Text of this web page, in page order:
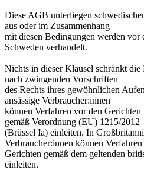
Diese AGB unterliegen
aus oder im Zusammenhang
mit diesen Bedingungen werden vor
Schweden verhandelt.
Nichts in dieser Klausel schränkt die
nach zwingenden Vorschriften
des Rechts ihres gewöhnlichen
ansässige Verbraucher:innen
können Verfahren vor den Gerichten
gemäß Verordnung (EU) 1215/2012
(Brüssel Ia) einleiten. In
Verbraucher:innen können
Gerichten gemäß dem geltenden
einleiten.